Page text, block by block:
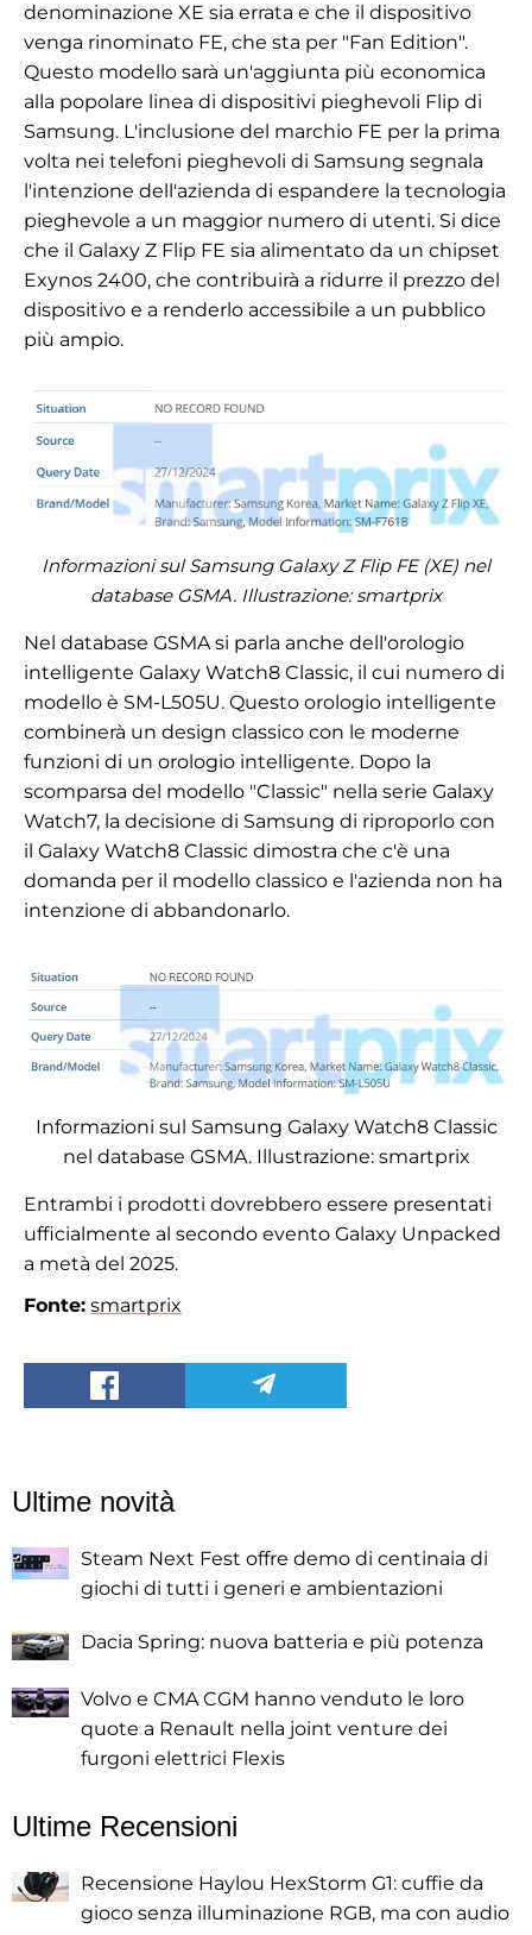
denominazione XE sia errata e che il dispositivo
venga rinominato FE, che sta per "Fan Edition".
Questo modello sarà un'aggiunta più economica
alla popolare linea di dispositivi pieghevoli Flip di
Samsung. L'inclusione del marchio FE per la prima
volta nei telefoni pieghevoli di Samsung segnala
l'intenzione dell'azienda di espandere la tecnologia
pieghevole a un maggior numero di utenti. Si dice
che il Galaxy Z Flip FE sia alimentato da un chipset
Exynos 2400, che contribuirà a ridurre il prezzo del
dispositivo e a renderlo accessibile a un pubblico
più ampio.
Informazioni sul Samsung Galaxy Z Flip FE (XE) nel
database GSMA. Illustrazione: smartprix
Nel database GSMA si parla anche dell'orologio
intelligente Galaxy Watch8 Classic, il cui numero di
modello è SM-L505U. Questo orologio intelligente
combinerà un design classico con le moderne
funzioni di un orologio intelligente. Dopo la
scomparsa del modello "Classic" nella serie Galaxy
Watch7, la decisione di Samsung di riproporlo con
il Galaxy Watch8 Classic dimostra che c'è una
domanda per il modello classico e l'azienda non ha
intenzione di abbandonarlo.
Informazioni sul Samsung Galaxy Watch8 Classic
nel database GSMA. Illustrazione: smartprix
Entrambi i prodotti dovrebbero essere presentati
ufficialmente al secondo evento Galaxy Unpacked
a metà del 2025.
Fonte: smartprix
Ultime novità
Steam Next Fest offre demo di centinaia di
giochi di tutti i generi e ambientazioni
Dacia Spring: nuova batteria e più potenza
Volvo e CMA CGM hanno venduto le loro
quote a Renault nella joint venture dei
furgoni elettrici Flexis
Ultime Recensioni
Recensione Haylou HexStorm G1: cuffie da
gioco senza illuminazione RGB, ma con audio